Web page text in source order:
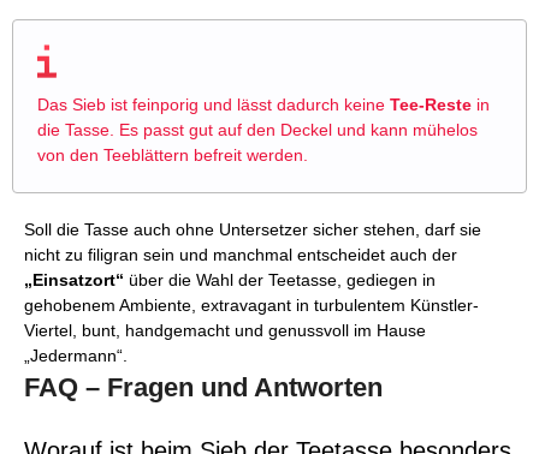
Das Sieb ist feinporig und lässt dadurch keine Tee-Reste in
die Tasse. Es passt gut auf den Deckel und kann mühelos
von den Teeblättern befreit werden.
Soll die Tasse auch ohne Untersetzer sicher stehen, darf sie
nicht zu filigran sein und manchmal entscheidet auch der
„Einsatzort“ über die Wahl der Teetasse, gediegen in
gehobenem Ambiente, extravagant in turbulentem Künstler-
Viertel, bunt, handgemacht und genussvoll im Hause
„Jedermann“.
FAQ – Fragen und Antworten